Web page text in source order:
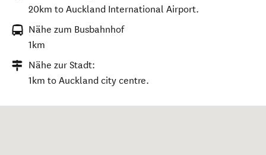
20km to Auckland International Airport.
Nähe zum Busbahnhof
1km
Nähe zur Stadt:
1km to Auckland city centre.